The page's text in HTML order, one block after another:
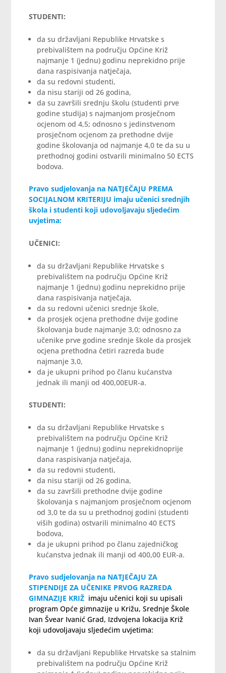
STUDENTI:
da su državljani Republike Hrvatske s
prebivalištem na području Općine Križ
najmanje 1 (jednu) godinu neprekidno prije
dana raspisivanja natječaja,
da su redovni studenti,
da nisu stariji od 26 godina,
da su završili srednju školu (studenti prve
godine studija) s najmanjom prosječnom
ocjenom od 4,5; odnosno s jedinstvenom
prosječnom ocjenom za prethodne dvije
godine školovanja od najmanje 4,0 te da su u
prethodnoj godini ostvarili minimalno 50 ECTS
bodova.
Pravo sudjelovanja na NATJEČAJU PREMA
SOCIJALNOM KRITERIJU imaju učenici srednjih
škola i studenti koji udovoljavaju sljedećim
uvjetima:
UČENICI:
da su državljani Republike Hrvatske s
prebivalištem na području Općine Križ
najmanje 1 (jednu) godinu neprekidno prije
dana raspisivanja natječaja,
da su redovni učenici srednje škole,
da prosjek ocjena prethodne dvije godine
školovanja bude najmanje 3,0; odnosno za
učenike prve godine srednje škole da prosjek
ocjena prethodna četiri razreda bude
najmanje 3,0,
da je ukupni prihod po članu kućanstva
jednak ili manji od 400,00EUR-a.
STUDENTI:
da su državljani Republike Hrvatske s
prebivalištem na području Općine Križ
najmanje 1 (jednu) godinu neprekidnoprije
dana raspisivanja natječaja,
da su redovni studenti,
da nisu stariji od 26 godina,
da su završili prethodne dvije godine
školovanja s najmanjom prosječnom ocjenom
od 3,0 te da su u prethodnoj godini (studenti
viših godina) ostvarili minimalno 40 ECTS
bodova,
da je ukupni prihod po članu zajedničkog
kućanstva jednak ili manji od 400,00 EUR-a.
Pravo sudjelovanja na NATJEČAJU ZA
STIPENDIJE ZA UČENIKE PRVOG RAZREDA
GIMNAZIJE KRIŽ imaju učenici koji su upisali
program Opće gimnazije u Križu, Srednje Škole
Ivan Švear Ivanić Grad, Izdvojena lokacija Križ
koji udovoljavaju sljedećim uvjetima:
da su državljani Republike Hrvatske sa stalnim
prebivalištem na području Općine Križ